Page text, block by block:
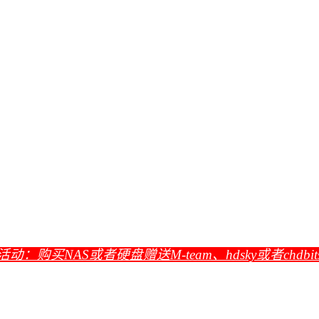
动：购买NAS或者硬盘赠送M-team、hdsky或者